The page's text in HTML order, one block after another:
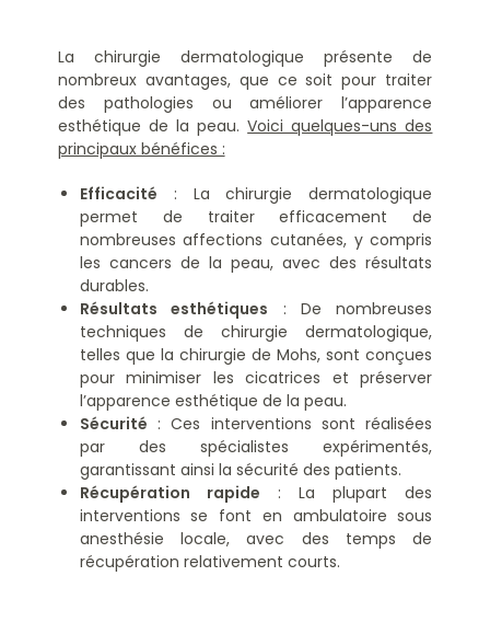
La chirurgie dermatologique présente de
nombreux avantages, que ce soit pour traiter
des pathologies ou améliorer l’apparence
esthétique de la peau.Voici quelques-uns des
principaux bénéfices :
Efficacité : La chirurgie dermatologique
permet de traiter efficacement de
nombreuses affections cutanées, y compris
les cancers de la peau, avec des résultats
durables.
Résultats esthétiques : De nombreuses
techniques de chirurgie dermatologique,
telles que la chirurgie de Mohs, sont conçues
pour minimiser les cicatrices et préserver
l’apparence esthétique de la peau.
Sécurité : Ces interventions sont réalisées
par des spécialistes expérimentés,
garantissant ainsi la sécurité des patients.
Récupération rapide : La plupart des
interventions se font en ambulatoire sous
anesthésie locale, avec des temps de
récupération relativement courts.